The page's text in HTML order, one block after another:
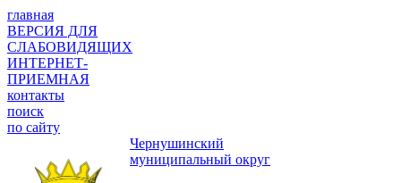
главная
ВЕРСИЯ ДЛЯ
СЛАБОВИДЯЩИХ
ИНТЕРНЕТ-
ПРИЕМНАЯ
контакты
поиск
по сайту
Чернушинский
муниципальный округ